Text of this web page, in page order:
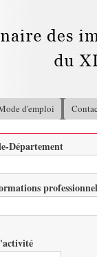
d'emploi
Département